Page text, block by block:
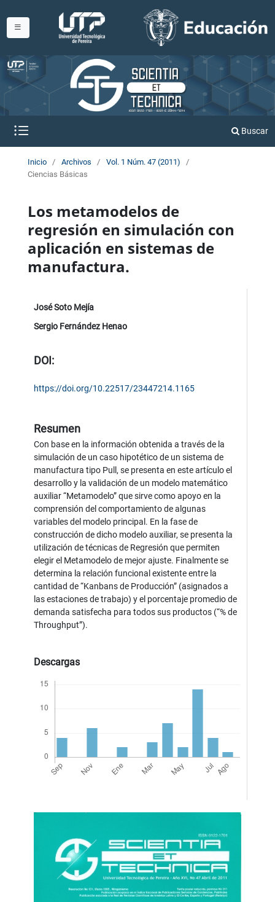
Buscar
Inicio / Archivos / Vol. 1 Núm. 47 (2011)
/
Ciencias Básicas
Los metamodelos de
regresión en simulación con
aplicación en sistemas de
manufactura.
José Soto Mejía
Sergio Fernández Henao
DOI:
https://doi.org/10.22517/23447214.1165
Resumen
Con base en la información obtenida a través de la
simulación de un caso hipotético de un sistema de
manufactura tipo Pull, se presenta en este artículo el
desarrollo y la validación de un modelo matemático
auxiliar “Metamodelo” que sirve como apoyo en la
comprensión del comportamiento de algunas
variables del modelo principal. En la fase de
construcción de dicho modelo auxiliar, se presenta la
utilización de técnicas de Regresión que permiten
elegir el Metamodelo de mejor ajuste. Finalmente se
determina la relación funcional existente entre la
cantidad de “Kanbans de Producción” (asignados a
las estaciones de trabajo) y el porcentaje promedio de
demanda satisfecha para todos sus productos (“% de
Throughput”).
Descargas